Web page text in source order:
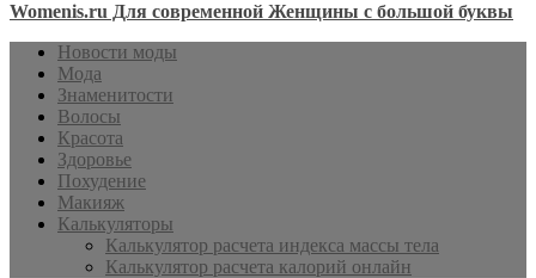
Womenis.ru Для современной Женщины с большой буквы
Новости моды
Мода
Знаменитости
Волосы
Красота
Здоровье
Похудение
Макияж
Калькуляторы
Калькулятор расчета индекса массы тела
Калькулятор расчета калорий онлайн